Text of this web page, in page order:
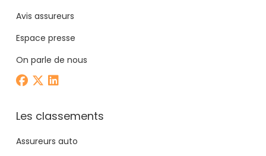
Avis assureurs
Espace presse
On parle de nous
Les classements
Assureurs auto